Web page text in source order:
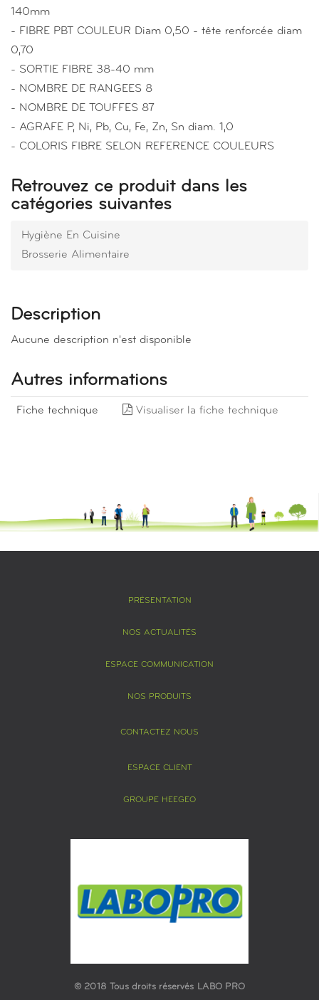
140mm
- FIBRE PBT COULEUR Diam 0,50 - tête renforcée diam
0,70
- SORTIE FIBRE 38-40 mm
- NOMBRE DE RANGEES 8
- NOMBRE DE TOUFFES 87
- AGRAFE P, Ni, Pb, Cu, Fe, Zn, Sn diam. 1,0
- COLORIS FIBRE SELON REFERENCE COULEURS
Retrouvez ce produit dans les
catégories suivantes
Hygiène En Cuisine
Brosserie Alimentaire
Description
Aucune description n'est disponible
Autres informations
Fiche technique Visualiser la fiche technique
PRÉSENTATION
NOS ACTUALITÉS
ESPACE COMMUNICATION
NOS PRODUITS
CONTACTEZ NOUS
ESPACE CLIENT
GROUPE HEEGEO
© 2018 Tous droits réservés LABO PRO